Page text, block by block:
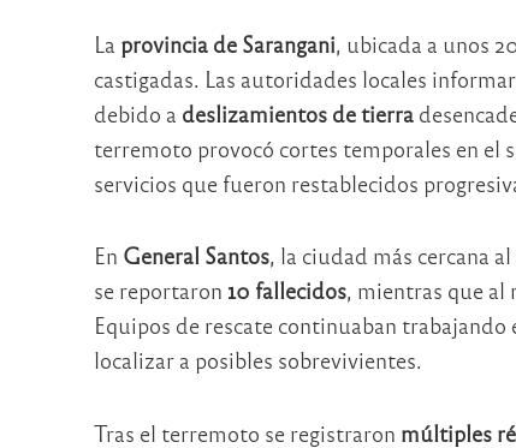
La provincia de Sarangani, ubicada a unos
castigadas. Las autoridades locales
debido a deslizamientos de tierra
terremoto provocó cortes temporales en el
servicios que fueron restablecidos
En General Santos, la ciudad más cercana
se reportaron 10 fallecidos, mientras que al
Equipos de rescate continuaban
localizar a posibles sobrevivientes.
Tras el terremoto se registraron múltiples